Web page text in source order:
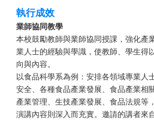
執行成效
業師協同教學
本校鼓勵教師與業師協同授課，強化產
業人士的經驗與學識，使教師、學生得
向與內容。
以食品科學系為例：安排各領域專業人
安全、各種食品產業發展、食品產業相
產業管理、生技產業發展、食品法規等
演講內容則深入而充實。邀請的講者來